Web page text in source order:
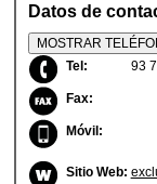
Datos de
MOSTRAR
Tel:
93
Fax:
Móvil:
Sitio Web: